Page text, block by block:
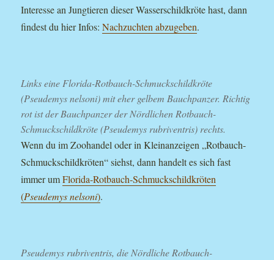
Interesse an Jungtieren dieser Wasserschildkröte hast, dann
findest du hier Infos:Nachzuchten abzugeben.
Links eine Florida-Rotbauch-Schmuckschildkröte
(Pseudemys nelsoni) mit eher gelbem Bauchpanzer. Richtig
rot ist der Bauchpanzer der Nördlichen Rotbauch-
Schmuckschildkröte (Pseudemys rubriventris) rechts.
Wenn du im Zoohandel oder in Kleinanzeigen „Rotbauch-
Schmuckschildkröten“ siehst, dann handelt es sich fast
immer umFlorida-Rotbauch-Schmuckschildkröten
(Pseudemys nelsoni).
Pseudemys rubriventris, die Nördliche Rotbauch-